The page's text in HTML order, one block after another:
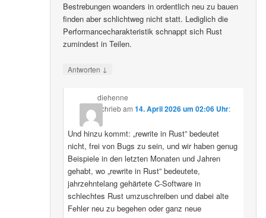
Bestrebungen woanders in ordentlich neu zu bauen
finden aber schlichtweg nicht statt. Lediglich die
Performancecharakteristik schnappt sich Rust
zumindest in Teilen.
Antworten ↓
diehenne
schriebam 14. April 2026 um 02:06 Uhr:
Und hinzu kommt: „rewrite in Rust” bedeutet
nicht, frei von Bugs zu sein, und wir haben genug
Beispiele in den letzten Monaten und Jahren
gehabt, wo „rewrite in Rust” bedeutete,
jahrzehntelang gehärtete C-Software in
schlechtes Rust umzuschreiben und dabei alte
Fehler neu zu begehen oder ganz neue